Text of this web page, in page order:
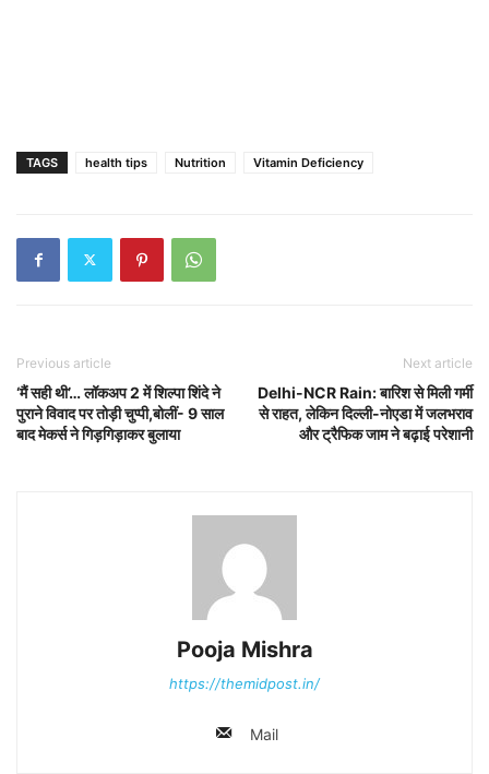
TAGS health tips Nutrition Vitamin Deficiency
Previous article
‘मैं सही थी’… लॉकअप 2 में शिल्पा शिंदे ने
पुराने विवाद पर तोड़ी चुप्पी,बोलीं- 9 साल
बाद मेकर्स ने गिड़गिड़ाकर बुलाया
Next article
Delhi-NCR Rain: बारिश से मिली गर्मी
से राहत, लेकिन दिल्ली-नोएडा में जलभराव
और ट्रैफिक जाम ने बढ़ाई परेशानी
Pooja Mishra
https://themidpost.in/
Mail